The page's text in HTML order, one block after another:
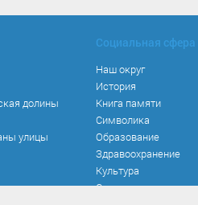
долины
улицы
Социальная сфера
Наш округ
История
Книга памяти
Символика
Образование
Здравоохранение
Культура
Спорт